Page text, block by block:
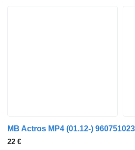
22 €